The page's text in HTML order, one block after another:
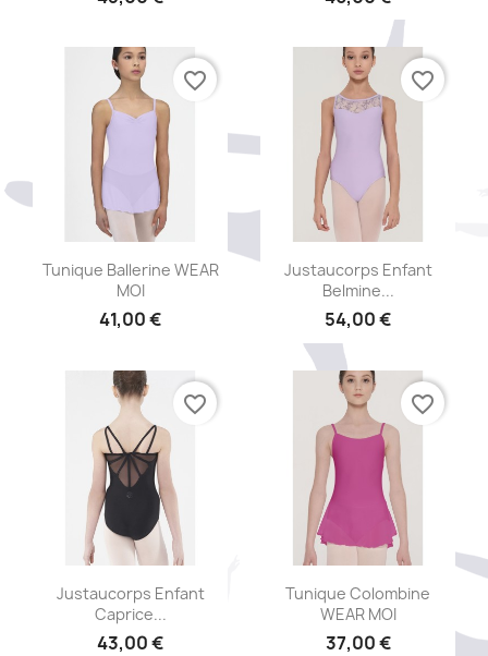
+4
Aperçu rapide
Tunique Ballerine WEAR
MOI
41,00 €
favorite_border
Aperçu rapide
Justaucorps Enfant
Belmine...
54,00 €
favorite_border
Aperçu rapide
Justaucorps Enfant
Caprice...
43,00 €
favorite_border
Aperçu rapide
Tunique Colombine
WEAR MOI
37,00 €
favorite_border